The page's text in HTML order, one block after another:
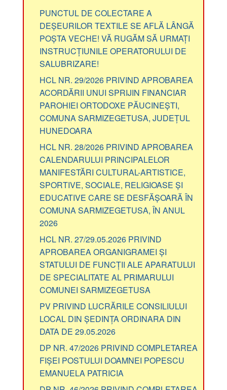
PUNCTUL DE COLECTARE A
DEȘEURILOR TEXTILE SE AFLĂ LÂNGĂ
POȘTA VECHE! VĂ RUGĂM SĂ URMAȚI
INSTRUCȚIUNILE OPERATORULUI DE
SALUBRIZARE!
HCL NR. 29/2026 PRIVIND APROBAREA
ACORDĂRII UNUI SPRIJIN FINANCIAR
PAROHIEI ORTODOXE PĂUCINEȘTI,
COMUNA SARMIZEGETUSA, JUDEȚUL
HUNEDOARA
HCL NR. 28/2026 PRIVIND APROBAREA
CALENDARULUI PRINCIPALELOR
MANIFESTĂRI CULTURAL-ARTISTICE,
SPORTIVE, SOCIALE, RELIGIOASE ȘI
EDUCATIVE CARE SE DESFĂȘOARĂ ÎN
COMUNA SARMIZEGETUSA, ÎN ANUL
2026
HCL NR. 27/29.05.2026 PRIVIND
APROBAREA ORGANIGRAMEI ȘI
STATULUI DE FUNCȚII ALE APARATULUI
DE SPECIALITATE AL PRIMARULUI
COMUNEI SARMIZEGETUSA
PV PRIVIND LUCRĂRILE CONSILIULUI
LOCAL DIN ȘEDINȚA ORDINARA DIN
DATA DE 29.05.2026
DP NR. 47/2026 PRIVIND COMPLETAREA
FIȘEI POSTULUI DOAMNEI POPESCU
EMANUELA PATRICIA